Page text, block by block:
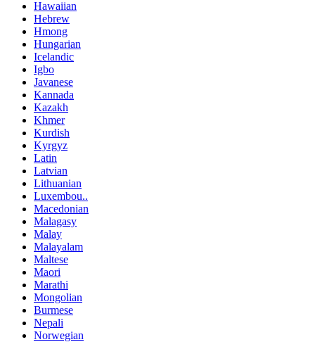
Hawaiian
Hebrew
Hmong
Hungarian
Icelandic
Igbo
Javanese
Kannada
Kazakh
Khmer
Kurdish
Kyrgyz
Latin
Latvian
Lithuanian
Luxembou..
Macedonian
Malagasy
Malay
Malayalam
Maltese
Maori
Marathi
Mongolian
Burmese
Nepali
Norwegian